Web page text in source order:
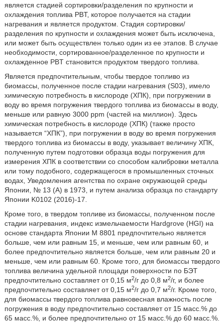
является стадией сортировки/разделения по крупности и
охлаждения топлива PBT, которое получается на стадии
нагревания и является продуктом. Стадия сортировки/
разделения по крупности и охлаждения может быть исключена,
или может быть осуществлен только один из ее этапов. В случае
необходимости, сортированное/разделенное по крупности и
охлажденное PBT становится продуктом твердого топлива.
Является предпочтительным, чтобы твердое топливо из
биомассы, полученное после стадии нагревания (S03), имело
химическую потребность в кислороде (ХПК), при погружении в
воду во время погружения твердого топлива из биомассы в воду,
меньше или равную 3000 ppm (частей на миллион). Здесь
химическая потребность в кислороде (ХПК) (также просто
называется “ХПК”), при погружении в воду во время погружения
твердого топлива из биомассы в воду, указывает величину ХПК,
полученную путем подготовки образца воды погружения для
измерения ХПК в соответствии со способом калибровки металла
или тому подобного, содержащегося в промышленных сточных
водах, Уведомления агентства по охране окружающей среды
Японии, № 13 (A) в 1973, и путем анализа образца по стандарту
Японии K0102 (2016)-17.
Кроме того, в твердом топливе из биомассы, полученном после
стадии нагревания, индекс измельчаемости Hardgrove (HGI) на
основе стандарта Японии M 8801 предпочтительно является
больше, чем или равным 15, и меньше, чем или равным 60, и
более предпочтительно является больше, чем или равным 20 и
меньше, чем или равным 60. Кроме того, для биомассы твердого
топлива величина удельной площади поверхности по БЭТ
предпочтительно составляет от 0,15 м2/г до 0,8 м2/г, и более
предпочтительно составляет от 0,15 м2/г до 0,7 м2/г. Кроме того,
для биомассы твердого топлива равновесная влажность после
погружения в воду предпочтительно составляет от 15 масс.% до
65 масс.%, и более предпочтительно от 15 масс.% до 60 масс.%.